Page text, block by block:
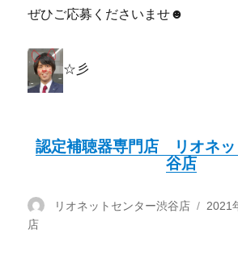
ぜひご応募くださいませ☻
☆彡
認定補聴器専門店 リオネッ
谷店
投
リオネットセンター渋谷店
投
2021
店